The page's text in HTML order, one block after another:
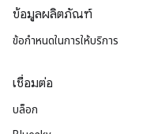
ข้อมูลผลิตภัณฑ์
ข้อกำหนดในการให้บริการ
เชื่อมต่อ
บล็อก